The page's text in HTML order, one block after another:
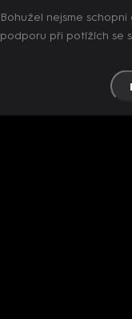
Bohužel nejsme
podporu při potížích se